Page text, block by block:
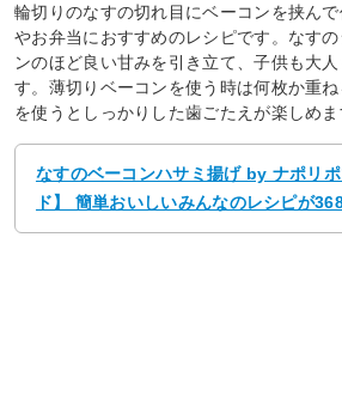
輪切りのなすの切れ目にベーコンを挟ん
やお弁当におすすめのレシピです。なす
ンのほど良い甘みを引き立て、子供も大
す。薄切りベーコンを使う時は何枚か重
を使うとしっかりした歯ごたえが楽しめま
なすのベーコンハサミ揚げ by ナポリ
ド】 簡単おいしいみんなのレシピが